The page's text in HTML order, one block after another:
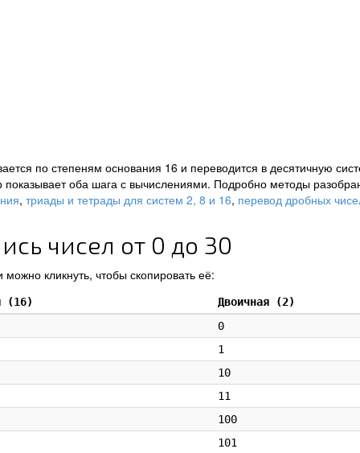
по степеням основания 16 и переводится в десятичную
оба шага с вычислениями. Подробно методы
, триады и тетрады для систем 2, 8 и 16, перевод дробных
чисел от 0 до 30
кликнуть, чтобы скопировать её:
(16)
Двоичная (2)
0
1
10
11
100
101